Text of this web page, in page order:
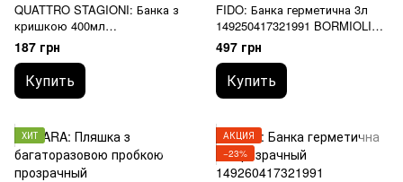
QUATTRO STAGIONI: Банка з
кришкою 400мл
365642MLC321991 BORMIOLI
ROCCO
187 грн
Купить
FIDO: Банка герметична 3л
149250417321991 BORMIOLI
ROCCO
497 грн
Купить
ХИТ
АКЦИЯ
−23%